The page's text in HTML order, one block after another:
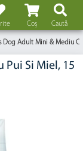
Coș Caută
Dog Adult Mini & Mediu
Pui Si Miel, 15